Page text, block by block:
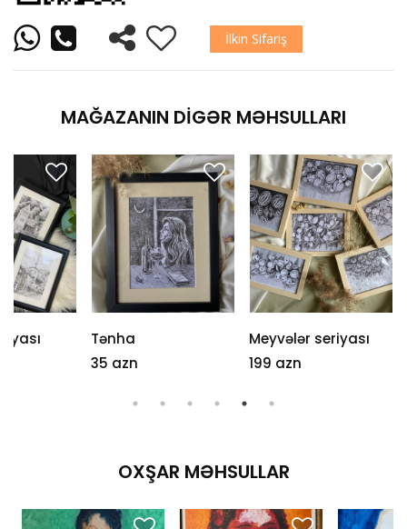
İlkin Sifariş
MAĞAZANIN DIGƏR MƏHSULLARI
Tənha
35 azn
Meyvələr seriyası
199 azn
OXŞAR MƏHSULLAR